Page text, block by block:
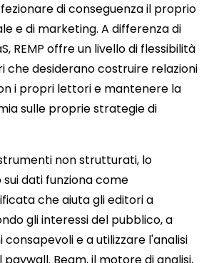
di conseguenza il proprio
e di marketing. A differenza di
REMP offre un livello di flessibilità
che desiderano costruire relazioni
i propri lettori e mantenere la
sulle proprie strategie di
non strutturati, lo
dati funziona come
che aiuta gli editori a
gli interessi del pubblico, a
e a utilizzare l'analisi